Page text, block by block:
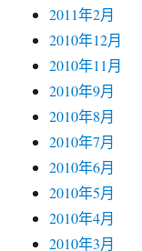
2011年2月
2010年12月
2010年11月
2010年9月
2010年8月
2010年7月
2010年6月
2010年5月
2010年4月
2010年3月